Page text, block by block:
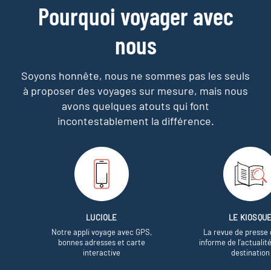
Pourquoi voyager avec
nous
Soyons honnête, nous ne sommes pas les seuls
à proposer des voyages sur mesure, mais nous
avons quelques atouts qui font
incontestablement la différence.
LUCIOLE
Notre appli voyage avec GPS,
bonnes adresses et carte
interactive
LE
La revue de presse
informe de
destination